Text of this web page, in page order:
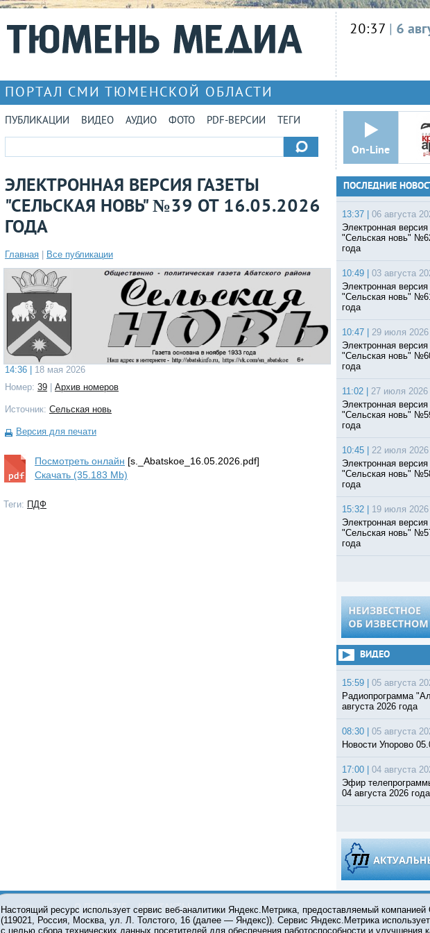
20:37 | 6
ПОРТАЛ СМИ ТЮМЕНСКОЙ ОБЛАСТИ
ПУБЛИКАЦИИ ВИДЕО АУДИО ФОТО PDF-ВЕРСИИ ТЕГИ
On-Line
ЭЛЕКТРОННАЯ ВЕРСИЯ ГАЗЕТЫ
"СЕЛЬСКАЯ НОВЬ" №39 ОТ 16.05.2026
ГОДА
Главная Все публикации
14:36 |
18 мая 2026
Номер: 39 Архив номеров
Источник: Сельская новь
Версия для печати
Посмотреть онлайн [s._Abatskoe_16.05.2026.pdf]
Скачать (35.183 Mb)
Теги: ПДФ
ПОСЛЕДНИЕ
13:37 |
06 августа
Электронная версия
"Сельская новь"
года
10:49 |
03 августа
Электронная версия
"Сельская новь"
года
10:47 |
29 июля 2026
Электронная версия
"Сельская новь"
года
11:02 |
27 июля 2026
Электронная версия
"Сельская новь"
года
10:45 |
22 июля 2026
Электронная версия
"Сельская новь"
года
15:32 |
19 июля 2026
Электронная версия
"Сельская новь"
года
ВИДЕО
15:59 |
05 августа
Радиопрограмма
августа 2026 года
08:30 |
05 августа
Новости Упорово
17:00 |
04 августа
Эфир
04 августа 2026 года
О ПРОЕКТЕ КОНТАКТЫ
Настоящий ресурс использует сервис веб-аналитики Яндекс.Метрика, предоставляемый
(119021, Россия, Москва, ул. Л. Толстого, 16 (далее — Яндекс)). Сервис Яндекс.Метрика
с целью сбора технических данных посетителей для обеспечения работоспособности и улучшения